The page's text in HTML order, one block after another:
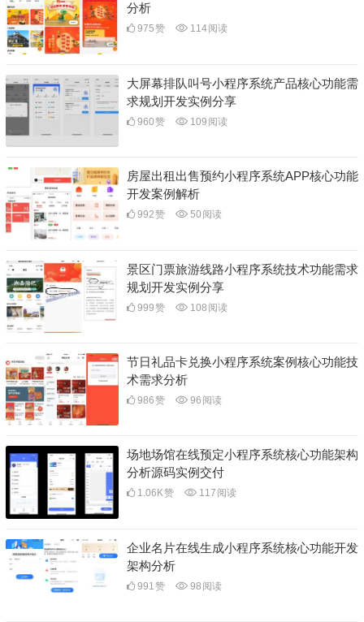
分析
975赞 114阅读
大屏幕排队叫号小程序系统产品核心功能需
求规划开发实例分享
960赞 109 阅读
房屋出租出售预约小程序系统APP核心功能
开发案例解析
992赞 50 阅读
景区门票旅游线路小程序系统技术功能需求
规划开发实例分享
999赞 108 阅读
节日礼品卡兑换小程序系统案例核心功能技
术需求分析
986赞 96 阅读
场地场馆在线预定小程序系统核心功能架构
分析源码实例交付
1.06K赞 117 阅读
企业名片在线生成小程序系统核心功能开发
架构分析
991赞 98 阅读